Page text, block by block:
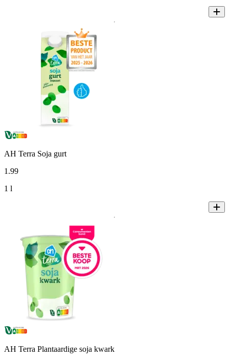
AH Terra Soja gurt
1 .99
1 l
AH Terra Plantaardige soja kwark